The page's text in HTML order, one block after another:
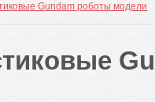
Gundam роботы модели